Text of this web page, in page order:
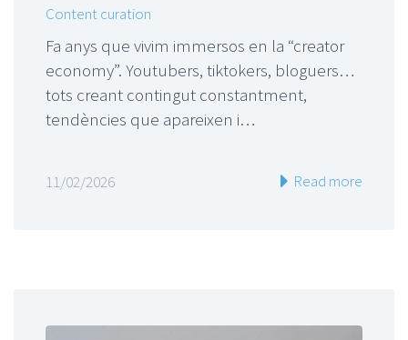
Content curation
Fa anys que vivim immersos en la “creator
economy”. Youtubers, tiktokers, bloguers…
tots creant contingut constantment,
tendències que apareixen i…
11/02/2026 Read more